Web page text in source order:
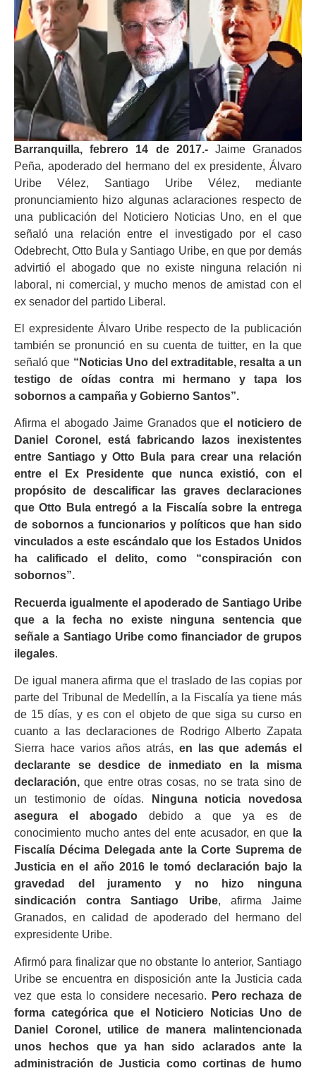
Barranquilla, febrero 14 de 2017.-Jaime Granados
Peña, apoderado del hermano del ex presidente, Álvaro
Uribe Vélez, Santiago Uribe Vélez, mediante
pronunciamiento hizo algunas aclaraciones respecto de
una publicación del Noticiero Noticias Uno, en el que
señaló una relación entre el investigado por el caso
Odebrecht, Otto Bula y Santiago Uribe, en que por demás
advirtió el abogado que no existe ninguna relación ni
laboral, ni comercial, y mucho menos de amistad con el
ex senador del partido Liberal.
El expresidente Álvaro Uribe respecto de la publicación
también se pronunció en su cuenta de tuitter, en la que
señaló que “Noticias Uno del extraditable, resalta a un
testigo de oídas contra mi hermano y tapa los
sobornos a campaña y Gobierno Santos”.
Afirma el abogado Jaime Granados queel noticiero de
Daniel Coronel, está fabricando lazos inexistentes
entre Santiago y Otto Bula para crear una relación
entre el Ex Presidente que nunca existió, con el
propósito de descalificar las graves declaraciones
que Otto Bula entregó a la Fiscalía sobre la entrega
de sobornos a funcionarios y políticos que han sido
vinculados a este escándalo que los Estados Unidos
ha calificado el delito, como “conspiración con
sobornos”.
Recuerda igualmente el apoderado de Santiago Uribe
que a la fecha no existe ninguna sentencia que
señale a Santiago Uribe como financiador de grupos
ilegales.
De igual manera afirma que el traslado de las copias por
parte del Tribunal de Medellín, a la Fiscalía ya tiene más
de 15 días, y es con el objeto de que siga su curso en
cuanto a las declaraciones de Rodrigo Alberto Zapata
Sierra hace varios años atrás, en las que además el
declarante se desdice de inmediato en la misma
declaración, que entre otras cosas, no se trata sino de
un testimonio de oídas.
Ninguna noticia novedosa
asegura el abogado debido a que ya es de
conocimiento mucho antes del ente acusador, en que la
Fiscalía Décima Delegada ante la Corte Suprema de
Justicia en el año 2016 le tomó declaración bajo la
gravedad del juramento y no hizo ninguna
sindicación contra Santiago Uribe, afirma Jaime
Granados, en calidad de apoderado del hermano del
expresidente Uribe.
Afirmó para finalizar que no obstante lo anterior, Santiago
Uribe se encuentra en disposición ante la Justicia cada
vez que esta lo considere necesario.
Pero rechaza de
forma categórica que el Noticiero Noticias Uno de
Daniel Coronel, utilice de manera malintencionada
unos hechos que ya han sido aclarados ante la
administración de Justicia como cortinas de humo